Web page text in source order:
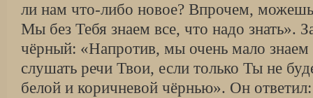
ли нам что-либо новое? Впрочем, можешь
Мы без Тебя знаем все, что надо знать».
чёрный: «Напротив, мы очень мало знаем
слушать речи Твои, если только Ты не
белой и коричневой чёрнью». Он